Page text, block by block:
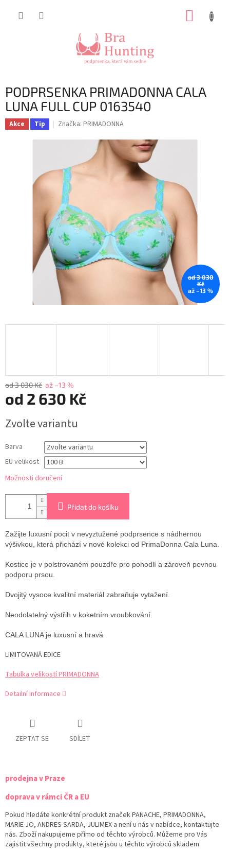
PODPRSENKA PRIMADONNA CALA
LUNA FULL CUP 0163540
Akce Tip Značka: PRIMADONNA
od 3 030
Kč
až –13 %
od 3 030 Kč až –13 %
od 2 630 Kč
cena:
Zvolte variantu
Barva
EU velikost
Možnosti doručení
Přidat do košíku
Zažijte luxusní pocit v nevyztužené podprsence s nádhernou
výšivkou, která přichází v nové kolekci od PrimaDonna Cala Luna.
Kostice je v polstrovaném pouzdře pro pohodlí a zároveň pevnou
podporu prsou.
Dvojitý vysoce kvalitní materiál zabraňuje vytažení.
Neodolatelný výstřih v koketním vroubkování.
CALA LUNA je luxusní a hravá
LIMITOVANÁ EDICE
Tabulka velikostí PRIMADONNA
Detailní informace
ZEPTAT SE SDÍLET
prodejna v Praze
doprava v rámci ČR a EU
Pokud hledáte konkrétní produkt značek PANACHE, PRIMADONNA,
MARIE JO, ANDRES SARDA, JULIMEX a není u nás v nabídce, kontaktujte
nás. Zboží nakupujeme přímo od těchto výrobců. Můžeme pro Vás
zajistit všechny produkty, které jsou u těchto výrobců skladem.